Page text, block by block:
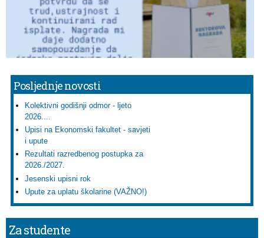
Posljednje novosti
Kolektivni godišnji odmor - ljeto
2026....
Upisi na Ekonomski fakultet - savjeti
i upute
Rezultati razredbenog postupka za
2026./2027.
Jesenski upisni rok
Upute za uplatu školarine (VAŽNO!)
Za studente